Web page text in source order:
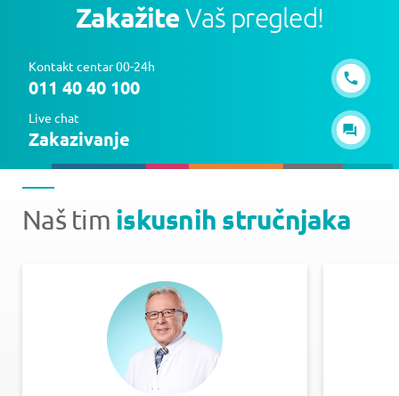
ZakažiteVaš pregled!
Kontakt centar 00-24h
011 40 40 100
Live chat
Zakazivanje
Naš tim iskusnih stručnjaka